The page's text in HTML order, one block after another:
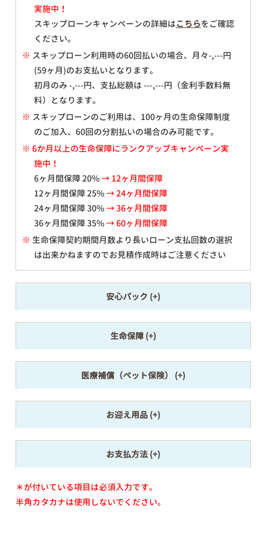
実施中！
スキップローンキャンペーンの詳細はこちらをご確認
ください。
※ スキップローン利用時の60回払いの場合、月々-,---円
(59ヶ月)のお支払いとなります。
初月のみ-,---円、支払総額は---,---円（金利手数料無
料）となります。
※ スキップローンのご利用は、100ヶ月の生命保障制度
のご加入、60回の分割払いの場合のみ可能です。
※ 6か月以上の生命保障にランクアップキャンペーン実
施中！
6ヶ月間保障 20%→ 12ヶ月間保障
12ヶ月間保障 25%→ 24ヶ月間保障
24ヶ月間保障 30%→ 36ヶ月間保障
36ヶ月間保障 35%→ 60ヶ月間保障
※ 生命保障契約期間月数より長いローン支払回数の選択
は出来かねますのでお見積作成時はご注意ください
安心パック
生命保障
医療補償（ペット保険）
お迎え用品
お支払方法
＊が付いている項目は必須入力です。
半角カタカナは使用しないでください。